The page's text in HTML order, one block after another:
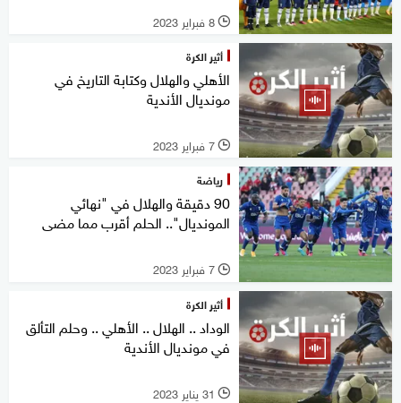
l 8 فبراير 2023
أثير الكرة
الأهلي والهلال وكتابة التاريخ في
مونديال الأندية
l 7 فبراير 2023
رياضة
90 دقيقة والهلال في "نهائي
المونديال".. الحلم أقرب مما مضى
l 7 فبراير 2023
أثير الكرة
الوداد .. الهلال .. الأهلي .. وحلم التألق
في مونديال الأندية
l 31 يناير 2023